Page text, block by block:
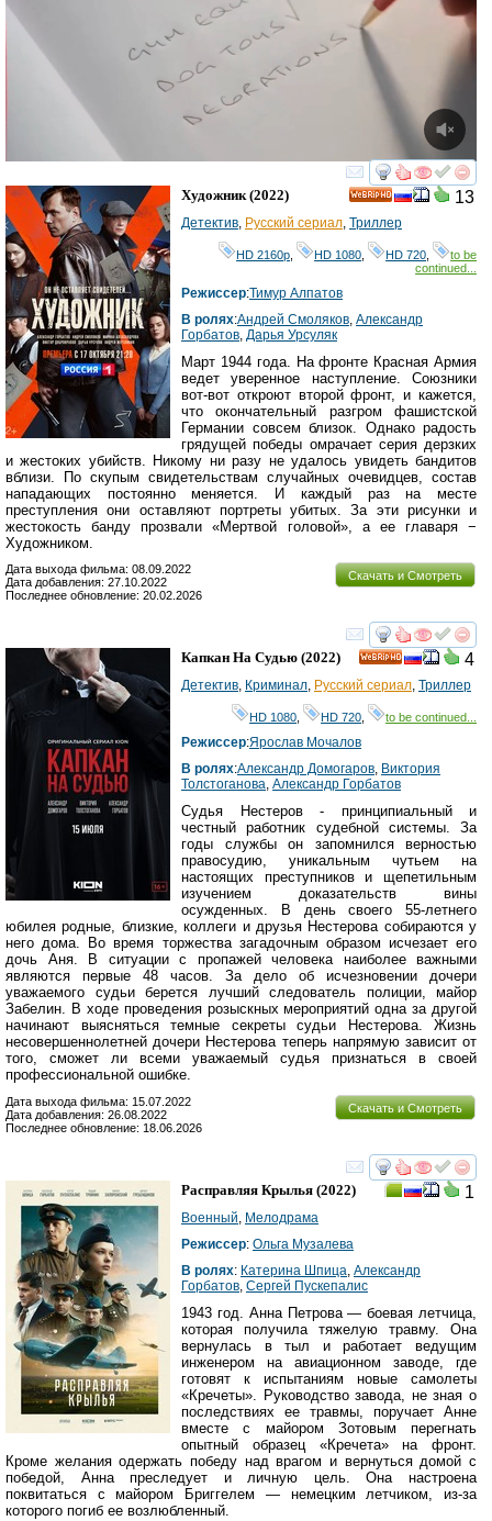
смотреть
13
Художник (2022)
Детектив Русский сериал Триллер
HD 2160р HD 1080 HD 720
to be
continued...
Режиссер:Тимур Алпатов
В ролях:Андрей Смоляков Александр
Горбатов Дарья Урсуляк
Март 1944 года. На фронте Красная Армия
ведет уверенное наступление. Союзники
вот-вот откроют второй фронт, и кажется,
что окончательный разгром фашистской
Германии совсем близок. Однако радость
грядущей победы омрачает серия дерзких
и жестоких убийств. Никому ни разу не удалось увидеть бандитов
вблизи. По скупым свидетельствам случайных очевидцев, состав
нападающих постоянно меняется. И каждый раз на месте
преступления они оставляют портреты убитых. За эти рисунки и
жестокость банду прозвали «Мертвой головой», а ее главаря −
Художником.
Скачать и Смотреть
Дата выхода фильма: 08.09.2022
Дата добавления: 27.10.2022
Последнее обновление: 20.02.2026
смотреть
4
Капкан На Судью (2022)
Детектив, Криминал, Русский сериал, Триллер
HD 1080, HD 720, to be continued...
Режиссер:Ярослав Мочалов
В ролях:Александр Домогаров, Виктория
Толстоганова, Александр Горбатов
Судья Нестеров - принципиальный и
честный работник судебной системы. За
годы службы он запомнился верностью
правосудию, уникальным чутьем на
настоящих преступников и щепетильным
изучением доказательств вины
осужденных. В день своего 55-летнего
юбилея родные, близкие, коллеги и друзья Нестерова собираются у
него дома. Во время торжества загадочным образом исчезает его
дочь Аня. В ситуации с пропажей человека наиболее важными
являются первые 48 часов. За дело об исчезновении дочери
уважаемого судьи берется лучший следователь полиции, майор
Забелин. В ходе проведения розыскных мероприятий одна за другой
начинают выясняться темные секреты судьи Нестерова. Жизнь
несовершеннолетней дочери Нестерова теперь напрямую зависит от
того, сможет ли всеми уважаемый судья признаться в своей
профессиональной ошибке.
Скачать и Смотреть
Дата выхода фильма: 15.07.2022
Дата добавления: 26.08.2022
Последнее обновление: 18.06.2026
смотреть
1
Расправляя Крылья (2022)
Военный, Мелодрама
Режиссер: Ольга Музалева
В ролях: Катерина Шпица, Александр
Горбатов, Сергей Пускепалис
1943 год. Анна Петрова — боевая летчица,
которая получила тяжелую травму. Она
вернулась в тыл и работает ведущим
инженером на авиационном заводе, где
готовят к испытаниям новые самолеты
«Кречеты». Руководство завода, не зная о
последствиях ее травмы, поручает Анне
вместе с майором Зотовым перегнать
опытный образец «Кречета» на фронт.
Кроме желания одержать победу над врагом и вернуться домой с
победой, Анна преследует и личную цель. Она настроена
поквитаться с майором Бриггелем — немецким летчиком, из-за
которого погиб ее возлюбленный.